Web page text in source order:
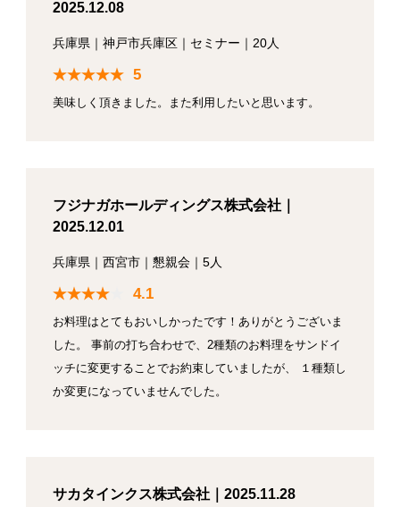
2025.12.08
兵庫県 ｜ 神戸市兵庫区｜ セミナー ｜ 20人
5
美味しく頂きました。また利用したいと思います。
フジナガホールディングス株式会社｜
2025.12.01
兵庫県 ｜ 西宮市｜ 懇親会｜ 5人
4.1
お料理はとてもおいしかったです！ありがとうございま
した。 事前の打ち合わせで、2種類のお料理をサンドイ
ッチに変更することでお約束していましたが、 １種類し
か変更になっていませんでした。
サカタインクス株式会社｜2025.11.28